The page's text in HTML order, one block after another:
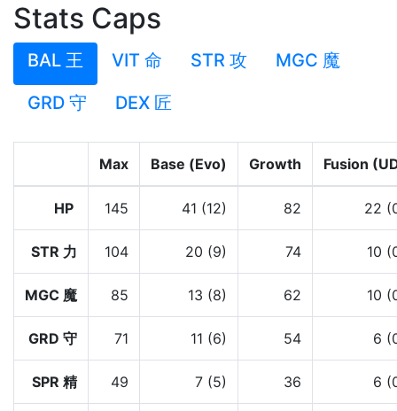
Stats Caps
BAL 王 VIT 命 STR 攻
MGC 魔
GRD 守
DEX 匠
Max Base (Evo) Growth Fusion
HP 145 41 (12) 82 22
STR 力 104 20 (9) 74 10
MGC 魔 85 13 (8) 62 10
GRD 守 71 11 (6) 54 6
SPR 精 49 7 (5) 36 6